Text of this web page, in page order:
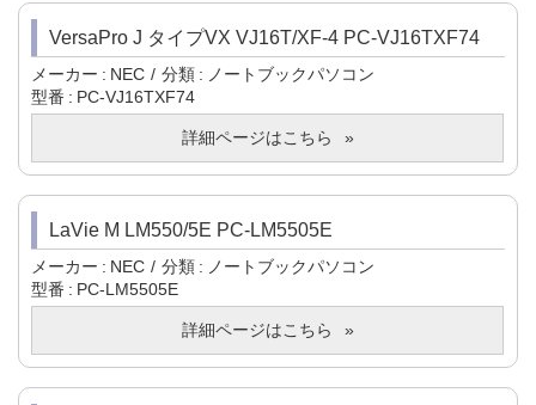
VersaPro J タイプVX VJ16T/XF-4 PC-VJ16TXF74
メーカー NEC 分類
ノートブックパソコン
型番
PC-VJ16TXF74
詳細ページはこちら
LaVie M LM550/5E PC-LM5505E
メーカー NEC 分類
ノートブックパソコン
型番
PC-LM5505E
詳細ページはこちら